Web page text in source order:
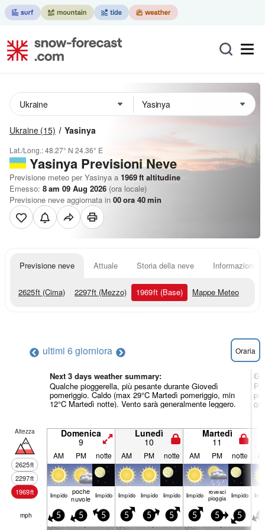
Ukraine (15) Yasinya
Lat./Long.:48.27° N 24.36° E
Yasinya Previsioni Neve
Previsione meteo per Yasinya a 1969ft altitudine
Emesso: 8 am 09 Aug 2026 (ora locale)
Previsione neve aggiornata in 00ora 40min
Previsione neve Attuale Storia della neve Informazioni
2625ft (Cima) 2297ft (Mezzo) 1969ft (Base) Mappe Meteo
ultimi 6 giorniora Oraria
Next 3 days weather summary:
Qualche pioggerella, più pesante durante Giovedì
pomeriggio. Caldo (max 29°C Martedì pomeriggio, min
12°C Martedì notte). Vento sarà generalmente leggero.
Altezza
2625ft
2297ft
1969ft
Domenica
9
Lunedì
10
Martedì
11
AM PM notte AM PM notte AM PM notte
limp­ido poche
nuvole limp­ido limp­ido limp­ido limp­ido limp­ido rovesci
pioggia limp­ido
mph 5 5 5 5 5 5 5 5 5